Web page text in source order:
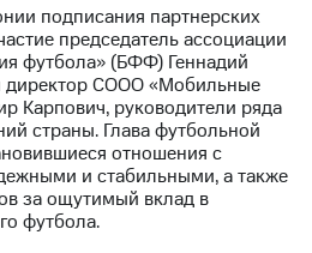
подписания партнерских
председатель ассоциации
футбола» (БФФ) Геннадий
директор СООО «Мобильные
Карпович, руководители ряда
страны. Глава футбольной
отношения с
и стабильными, а также
за ощутимый вклад в
футбола.